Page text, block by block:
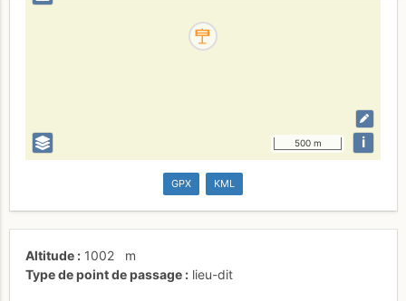
500 m i
GPX KML
Altitude 1002
m
Type de point de passage
lieu-dit